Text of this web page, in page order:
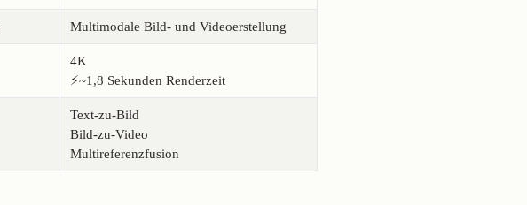
Multimodale Bild- und Videoerstellung
4K
⚡️~1,8 Sekunden Renderzeit
Text-zu-Bild
Bild-zu-Video
Multireferenzfusion